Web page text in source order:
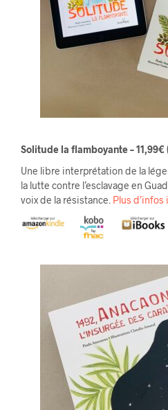
Solitude la flamboyante – 11,99€
Une libre interprétation de la
la lutte contre l’esclavage en
voix de la résistance. Plus d’infos